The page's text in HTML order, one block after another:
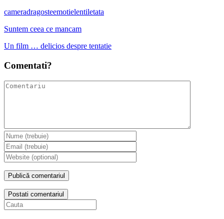
cameradragosteemotielentiletata
Suntem ceea ce mancam
Un film … delicios despre tentatie
Comentati?
Postati comentariul